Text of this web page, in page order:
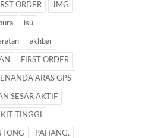
ORDER JMG
isu
akhbar
FIRST ORDER
ARAS GPS
SESAR AKTIF
TINGGI
PAHANG.